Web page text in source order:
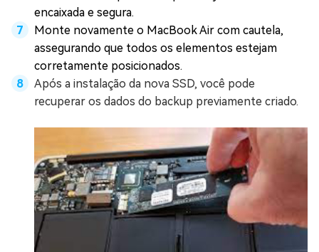
encaixada e segura.
Monte novamente o MacBook Air com cautela,
assegurando que todos os elementos estejam
corretamente posicionados.
Após a instalação da nova SSD, você pode
recuperar os dados do backup previamente criado.